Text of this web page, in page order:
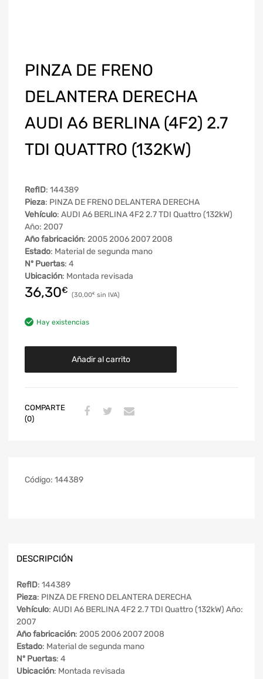
PINZA DE FRENO
DELANTERA DERECHA
AUDI A6 BERLINA (4F2) 2.7
TDI QUATTRO (132KW)
RefID: 144389
Pieza: PINZA DE FRENO DELANTERA DERECHA
Vehículo: AUDI A6 BERLINA 4F2 2.7 TDI Quattro (132kW)
Año: 2007
Año fabricación: 2005 2006 2007 2008
Estado: Material de segunda mano
Nº Puertas: 4
Ubicación: Montada revisada
36,30€ 30,00€
Hay existencias
Añadir al carrito
COMPARTE
(0)
Código: 144389
DESCRIPCIÓN
RefID: 144389
Pieza: PINZA DE FRENO DELANTERA DERECHA
Vehículo: AUDI A6 BERLINA 4F2 2.7 TDI Quattro (132kW) Año:
2007
Año fabricación: 2005 2006 2007 2008
Estado: Material de segunda mano
Nº Puertas: 4
Ubicación: Montada revisada